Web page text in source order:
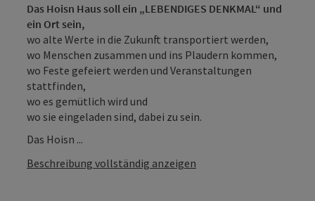
Das Hoisn Haus soll ein „LEBENDIGES DENKMAL“ und
ein Ort sein,
wo alte Werte in die Zukunft transportiert werden,
wo Menschen zusammen und ins Plaudern kommen,
wo Feste gefeiert werden und Veranstaltungen
stattfinden,
wo es gemütlich wird und
wo sie eingeladen sind, dabei zu sein.
Das Hoisn ...
Beschreibung vollständig anzeigen